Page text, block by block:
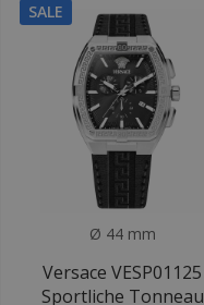
SALE
Ø 44 mm
Versace VESP01125
Sportliche Tonneau